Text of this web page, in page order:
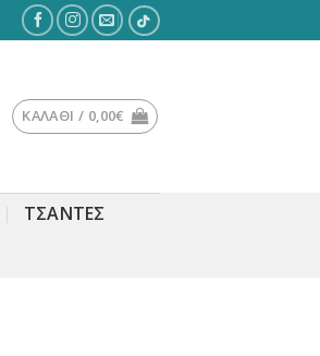
ΚΑΛΆΘΙ / 0,00€
ΤΣΆΝΤΕΣ